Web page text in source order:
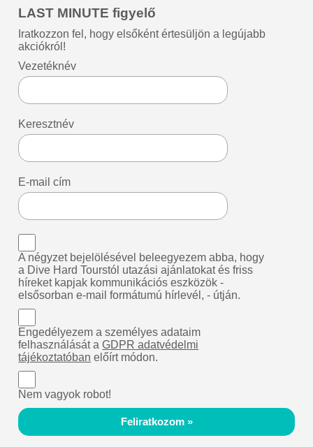
LAST MINUTE figyelő
Iratkozzon fel, hogy elsőként értesüljön a legújabb
akciókról!
Vezetéknév
Keresztnév
E-mail cím
A négyzet bejelölésével beleegyezem abba, hogy
a Dive Hard Tourstól utazási ajánlatokat és friss
híreket kapjak kommunikációs eszközök -
elsősorban e-mail formátumú hírlevél, - útján.
Engedélyezem a személyes adataim
felhasználását aGDPR adatvédelmi
tájékoztatóban előírt módon.
Nem vagyok robot!
Feliratkozom »